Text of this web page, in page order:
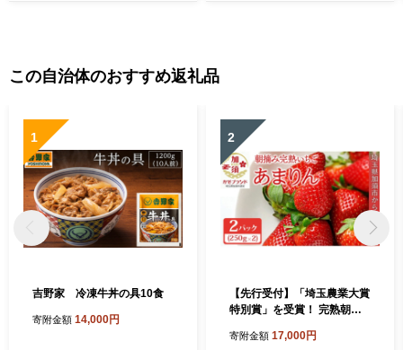
この自治体のおすすめ返礼品
1
吉野家 冷凍牛丼の具10食
寄附金額 14,000円
2
【先行受付】「埼玉農業大賞
特別賞」を受賞！ 完熟朝摘
～15粒) 【苺】 イチゴ おお
寄附金額 17,000円